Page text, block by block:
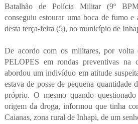
Batalhão de Polícia Militar (9º
conseguiu estourar uma boca de fumo e
desta terça-feira (5), no município de
De acordo com os militares, por volta
PELOPES em rondas preventivas na
abordou um indivíduo em atitude
estava de posse de pequena quantidade
próprio. O mesmo quando
origem da droga, informou que tinha
Caianas, zona rural de Inhapi, de um